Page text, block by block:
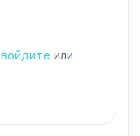
войдите или